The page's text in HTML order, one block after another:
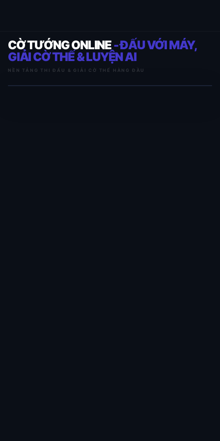
CỜ TƯỚNG ONLINE- ĐẤU VỚI MÁY,
GIẢI CỜ THẾ & LUYỆN AI
NỀN TẢNG THI ĐẤU & GIẢI CỜ THẾ HÀNG ĐẦU